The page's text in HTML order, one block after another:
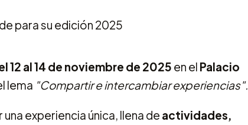
12 al 14 de noviembre de 2025 en el Palacio
lema "Compartir e intercambiar experiencias".
experiencia única, llena de actividades,